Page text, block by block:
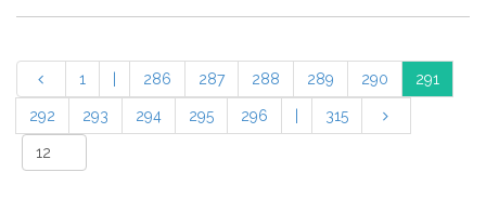
1 286 287 288 289 290 291
292 293 294 295 296 315